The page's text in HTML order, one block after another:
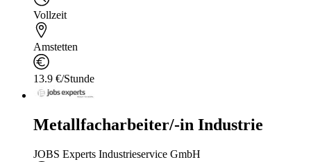
Vollzeit
Amstetten
13.9 €/Stunde
Metallfacharbeiter/-in Industrie
JOBS Experts Industrieservice GmbH